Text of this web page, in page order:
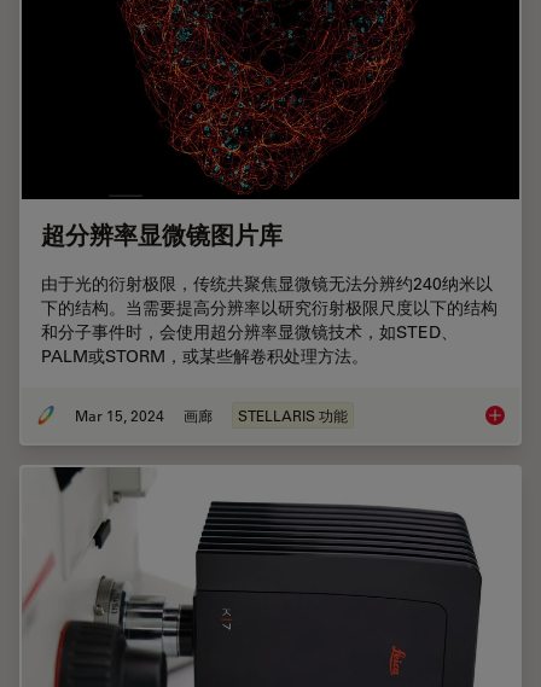
超分辨率显微镜图片库
由于光的衍射极限，传统共聚焦显微镜无法分辨约240纳米以
下的结构。当需要提高分辨率以研究衍射极限尺度以下的结构
和分子事件时，会使用超分辨率显微镜技术，如STED、
PALM或STORM，或某些解卷积处理方法。
Mar 15, 2024 画廊 STELLARIS 功能 超分辨